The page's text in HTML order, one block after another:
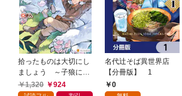
拾ったものは大切にし
ましょう ～子狼に気
に入られた男の転移物
語～
1,320 924
名代辻そば異世界店
【分冊版】 1
0